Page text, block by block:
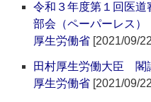
令和３年度第１回医
部会（ペーパーレス）
厚生労働省 [2021/09/
田村厚生労働大臣 閣
厚生労働省 [2021/09/